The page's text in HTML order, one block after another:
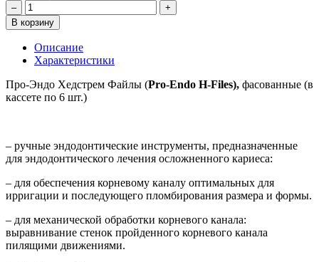
–
+
В корзину
Описание
Характеристики
Про-Эндо Хедстрем Файлы (Pro-Endo H-Files), фасованные (в
кассете по 6 шт.)
– ручные эндодонтические инструменты, предназначенные
для эндодонтического лечения осложненного кариеса:
– для обеспечения корневому каналу оптимальных для
ирригации и последующего пломбирования размера и формы.
– для механической обработки корневого канала:
выравнивание стенок пройденного корневого канала
пилящими движениями.